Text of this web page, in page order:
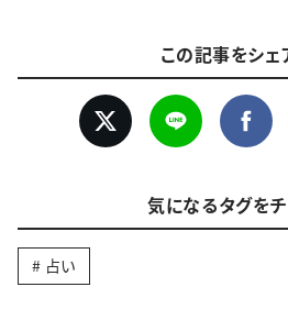
この記事をシェ
気になるタグをチ
占い